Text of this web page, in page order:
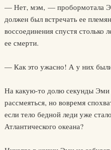
— Нет, мэм, — пробормотала
должен был встречать ее
воссоединения спустя столько
ее смерти.
— Как это ужасно! А у них
На какую-то долю секунды Эми
рассмеяться, но вовремя
если тело бедной леди уже
Атлантического океана?